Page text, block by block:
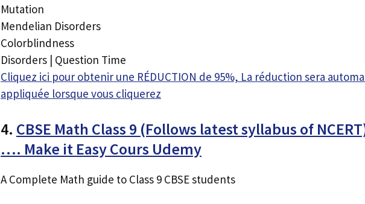
Mutation
Mendelian Disorders
Colorblindness
Disorders | Question Time
Cliquez ici pour obtenir une RÉDUCTION de 95%, La réduction sera
appliquée lorsque vous cliquerez
4. CBSE Math Class 9 (Follows latest syllabus of
…. Make it Easy Cours Udemy
A Complete Math guide to Class 9 CBSE students